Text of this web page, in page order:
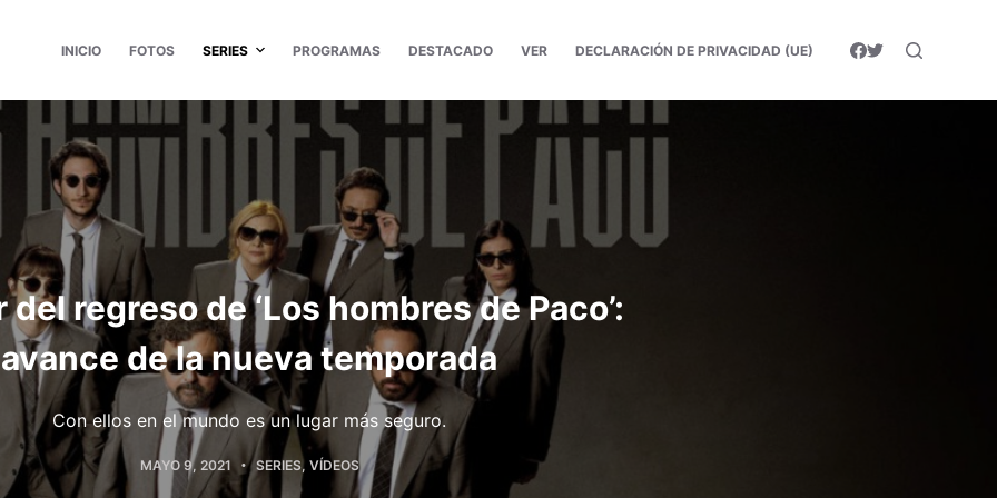
INICIO FOTOS SERIES PROGRAMAS DESTACADO VER DECLARACIÓN DE PRIVACIDAD (UE)
del regreso de ‘Los hombres de Paco’:
avance de la nueva temporada
Con ellos en el mundo es un lugar más seguro.
MAYO 9, 2021 SERIES, VÍDEOS